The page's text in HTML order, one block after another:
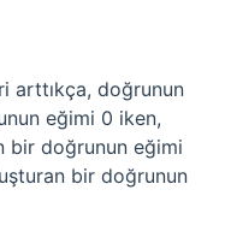
arttıkça, doğrunun
eğimi 0 iken,
bir doğrunun eğimi
bir doğrunun